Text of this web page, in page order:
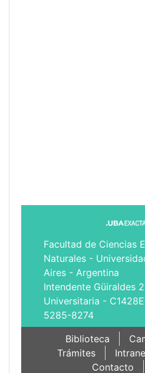
Facultad de Ciencias
Naturales -
Aires - Argentina
Intendente Güiraldes
Universitaria -
5285-8274
Biblioteca
Trámites
Contacto